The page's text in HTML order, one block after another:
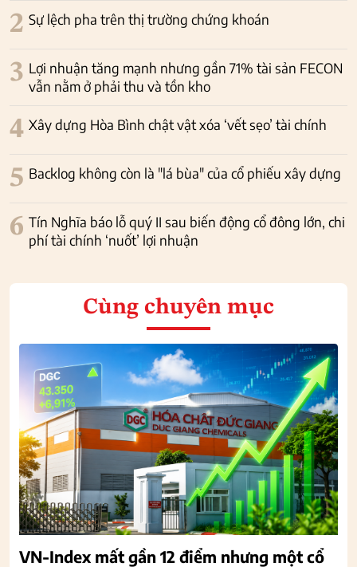
2 Sự lệch pha trên thị trường chứng khoán
3 Lợi nhuận tăng mạnh nhưng gần 71% tài sản FECON
vẫn nằm ở phải thu và tồn kho
4 Xây dựng Hòa Bình chật vật xóa ‘vết sẹo’ tài chính
5 Backlog không còn là "lá bùa" của cổ phiếu xây dựng
6 Tín Nghĩa báo lỗ quý II sau biến động cổ đông lớn, chi
phí tài chính ‘nuốt’ lợi nhuận
Cùng chuyên mục
VN-Index mất gần 12 điểm nhưng một cổ